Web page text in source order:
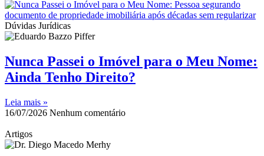
Dúvidas Jurídicas
Nunca Passei o Imóvel para o Meu Nome:
Ainda Tenho Direito?
Leia mais »
16/07/2026 Nenhum comentário
Artigos